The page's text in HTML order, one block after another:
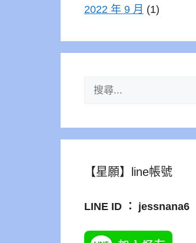
2022 年 9 月 (1)
【星願】line帳號
LINE ID ： jessnana6